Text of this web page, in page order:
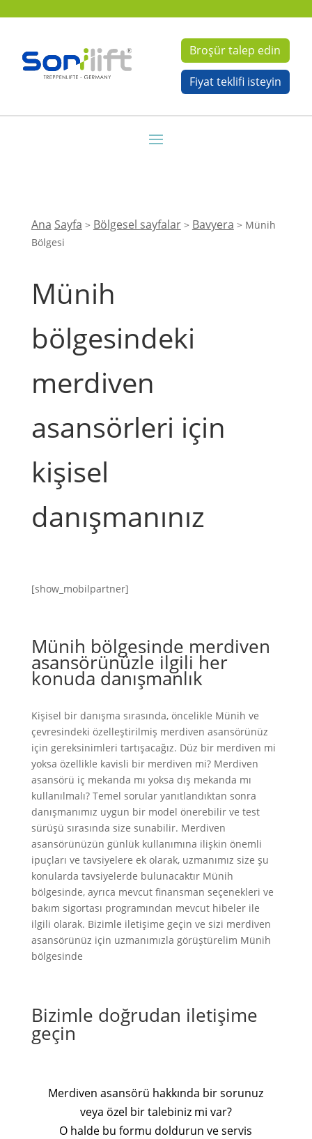
Broşür talep edin
Fiyat teklifi isteyin
Ana Sayfa > Bölgesel sayfalar> Bavyera > Münih
Bölgesi
Münih
bölgesindeki
merdiven
asansörleri için
kişisel
danışmanınız
[show_mobilpartner]
Münih bölgesinde merdiven
asansörünüzle ilgili her
konuda danışmanlık
Kişisel bir danışma sırasında, öncelikle Münih ve
çevresindeki özelleştirilmiş merdiven asansörünüz
için gereksinimleri tartışacağız. Düz bir merdiven mi
yoksa özellikle kavisli bir merdiven mi? Merdiven
asansörü iç mekanda mı yoksa dış mekanda mı
kullanılmalı? Temel sorular yanıtlandıktan sonra
danışmanımız uygun bir model önerebilir ve test
sürüşü sırasında size sunabilir. Merdiven
asansörünüzün günlük kullanımına ilişkin önemli
ipuçları ve tavsiyelere ek olarak, uzmanımız size şu
konularda tavsiyelerde bulunacaktır Münih
bölgesinde, ayrıca mevcut finansman seçenekleri ve
bakım sigortası programından mevcut hibeler ile
ilgili olarak. Bizimle iletişime geçin ve sizi merdiven
asansörünüz için uzmanımızla görüştürelim Münih
bölgesinde
Bizimle doğrudan iletişime
geçin
Merdiven asansörü hakkında bir sorunuz
veya özel bir talebiniz mi var?
O halde bu formu doldurun ve servis